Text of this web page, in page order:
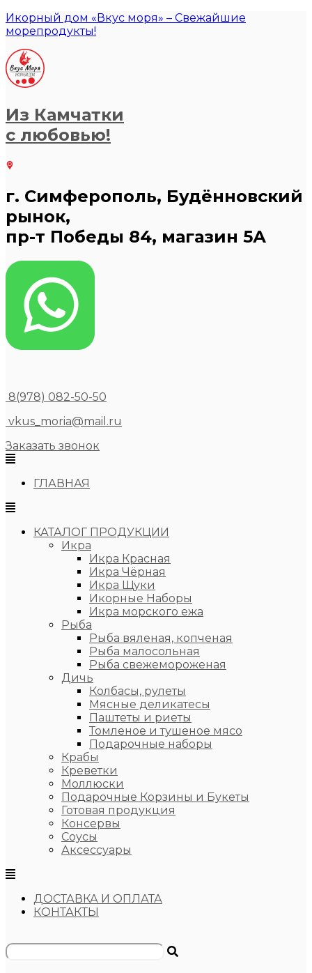
Икорный дом «Вкус моря» – Свежайшие
морепродукты!
Из Камчатки
с любовью!
г. Симферополь, Будённовский
рынок,
пр-т Победы 84, магазин 5А
8(978) 082-50-50
vkus_moria@mail.ru
Заказать звонок
ГЛАВНАЯ
КАТАЛОГ ПРОДУКЦИИ
Икра
Икра Красная
Икра Чёрная
Икра Щуки
Икорные Наборы
Икра морского ежа
Рыба
Рыба вяленая, копченая
Рыба малосольная
Рыба свежемороженая
Дичь
Колбасы, рулеты
Мясные деликатесы
Паштеты и риеты
Томленое и тушеное мясо
Подарочные наборы
Крабы
Креветки
Моллюски
Подарочные Корзины и Букеты
Готовая продукция
Консервы
Соусы
Аксессуары
ДОСТАВКА И ОПЛАТА
КОНТАКТЫ